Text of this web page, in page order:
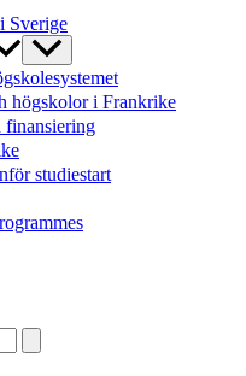
Sverige
högskolor i Frankrike
finansiering
studiestart